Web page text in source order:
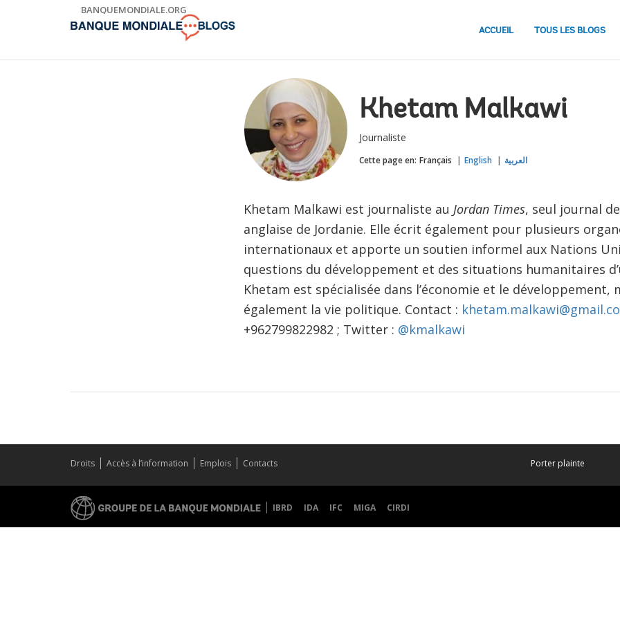
BANQUEMONDIALE.ORG
ACCUEIL TOUS LES BLOGS
Khetam Malkawi
Journaliste
Cette page en: Français English العربية
Khetam Malkawi est journaliste au Jordan Times, seul journal
anglaise de Jordanie. Elle écrit également pour plusieurs
internationaux et apporte un soutien informel aux Nations
questions du développement et des situations humanitaires
Khetam est spécialisée dans l’économie et le développement,
également la vie politique. Contact :
+962799822982 ; Twitter : @kmalkawi
Droits Accès à l’information Emplois Contacts Porter plainte
IBRD IDA IFC MIGA CIRDI